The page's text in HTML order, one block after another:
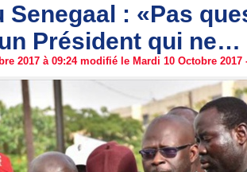
Senegaal : «Pas
Président qui ne…
2017 à 09:24 modifié le Mardi 10 Octobre 2017